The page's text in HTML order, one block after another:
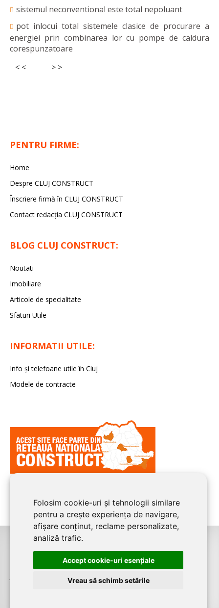
Folosim cookie-uri și tehnologii similare
pentru a crește experiența de navigare,
afișare conținut, reclame personalizate,
analiză trafic.
Accept cookie-uri esenţiale
Vreau să schimb setările
sistemul neconventional este total nepoluant
pot inlocui total sistemele clasice de procurare a
energiei prin combinarea lor cu pompe de caldura
corespunzatoare
< <
> >
PENTRU FIRME:
Home
Despre CLUJ CONSTRUCT
Înscriere firmă în CLUJ CONSTRUCT
Contact redacția CLUJ CONSTRUCT
BLOG CLUJ CONSTRUCT:
Noutati
Imobiliare
Articole de specialitate
Sfaturi Utile
INFORMATII UTILE:
Info și telefoane utile în Cluj
Modele de contracte
CLUJ CONSTRUCTeste un serviciu de promovare online pentru
firme. Proiect digital dezvoltat deLIVE COMMUNICATIONS SRL
J12/4191/2006, RO19492087